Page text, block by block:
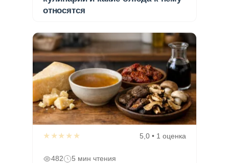
относятся
★★★★★ 5,0 • 1 оценка
482 5 мин чтения